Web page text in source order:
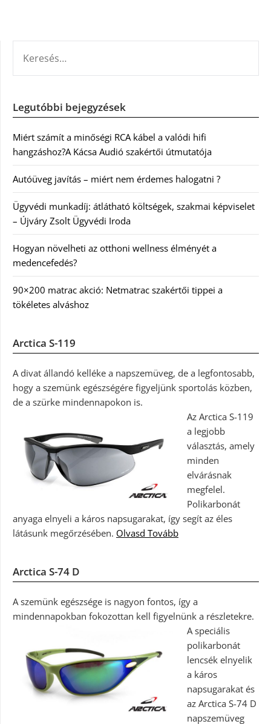
Legutóbbi bejegyzések
Miért számít a minőségi RCA kábel a valódi hifi
hangzáshoz?A Kácsa Audió szakértői útmutatója
Autóüveg javítás – miért nem érdemes halogatni ?
Ügyvédi munkadíj: átlátható költségek, szakmai képviselet
– Újváry Zsolt Ügyvédi Iroda
Hogyan növelheti az otthoni wellness élményét a
medencefedés?
90×200 matrac akció: Netmatrac szakértői tippei a
tökéletes alváshoz
Arctica S-119
A divat állandó kelléke a napszemüveg, de a legfontosabb,
hogy a szemünk egészségére figyeljünk sportolás közben,
de a szürke mindennapokon is.
Az Arctica S-119
a legjobb
választás, amely
minden
elvárásnak
megfelel.
Polikarbonát
anyaga elnyeli a káros napsugarakat, így segít az éles
látásunk megőrzésében. Olvasd Tovább
Arctica S-74 D
A szemünk egészsége is nagyon fontos, így a
mindennapokban fokozottan kell figyelnünk a részletekre.
A speciális
polikarbonát
lencsék elnyelik
a káros
napsugarakat és
az Arctica S-74 D
napszemüveg